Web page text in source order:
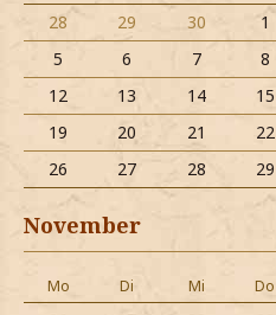
28 29 30 1
5
6 7 8
12
13 14 15
19
20 21 22
26
27 28 29
November
Mo Di Mi Do